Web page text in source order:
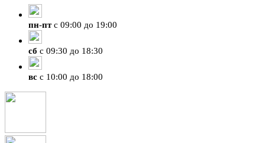
пн-птс 09:00 до 19:00
сб с 09:30 до 18:30
вс с 10:00 до 18:00